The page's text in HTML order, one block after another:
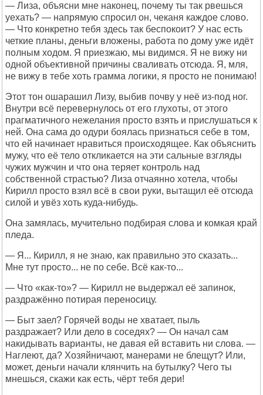
— Лиза, объясни мне наконец, почему ты так рвешься
уехать? — напрямую спросил он, чеканя каждое слово.
— Что конкретно тебя здесь так беспокоит? У нас есть
четкие планы, деньги вложены, работа по дому уже идёт
полным ходом. Я приезжаю, мы видимся. Я не вижу ни
одной объективной причины сваливать отсюда. Я, мля,
не вижу в тебе хоть грамма логики, я просто не понимаю!
Этот тон ошарашил Лизу, выбив почву у неё из-под ног.
Внутри всё перевернулось от его глухоты, от этого
прагматичного нежелания просто взять и прислушаться к
ней. Она сама до одури боялась признаться себе в том,
что ей начинает нравиться происходящее. Как объяснить
мужу, что её тело откликается на эти сальные взгляды
чужих мужчин и что она теряет контроль над
собственной страстью? Лиза отчаянно хотела, чтобы
Кирилл просто взял всё в свои руки, вытащил её отсюда
силой и увёз хоть куда-нибудь.
Она замялась, мучительно подбирая слова и комкая край
пледа.
— Я... Кирилл, я не знаю, как правильно это сказать...
Мне тут просто... не по себе. Всё как-то...
— Что «как-то»? — Кирилл не выдержал её запинок,
раздражённо потирая переносицу.
— Быт заел? Горячей воды не хватает, пыль
раздражает? Или дело в соседях? — Он начал сам
накидывать варианты, не давая ей вставить ни слова. —
Наглеют, да? Хозяйничают, манерами не блещут? Или,
может, деньги начали клянчить на бутылку? Чего ты
мнешься, скажи как есть, чёрт тебя дери!